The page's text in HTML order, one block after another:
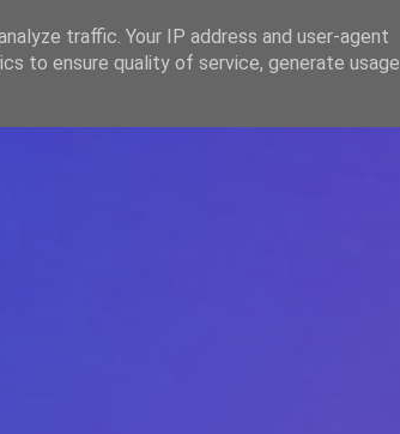
HOME ARTICOLE DESPRE ECHIPĂ REPERE
traffic. Your IP address and user-agent
to ensure quality of service, generate usage